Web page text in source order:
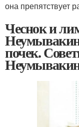
она препятствует
Чеснок и
почек.